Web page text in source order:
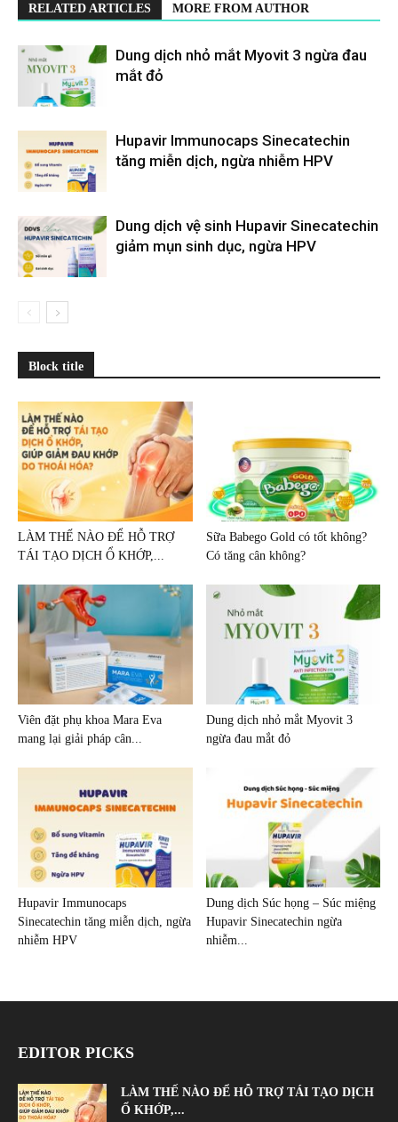
RELATED ARTICLES MORE FROM AUTHOR
Dung dịch nhỏ mắt Myovit 3 ngừa đau
mắt đỏ
Hupavir Immunocaps Sinecatechin
tăng miễn dịch, ngừa nhiễm HPV
Dung dịch vệ sinh Hupavir Sinecatechin
giảm mụn sinh dục, ngừa HPV
Block title
LÀM THẾ NÀO ĐỂ HỖ TRỢ
TÁI TẠO DỊCH Ổ KHỚP,...
Sữa Babego Gold có tốt không?
Có tăng cân không?
Viên đặt phụ khoa Mara Eva
mang lại giải pháp cân...
Dung dịch nhỏ mắt Myovit 3
ngừa đau mắt đỏ
Hupavir Immunocaps
Sinecatechin tăng miễn dịch, ngừa
nhiễm HPV
Dung dịch Súc họng – Súc miệng
Hupavir Sinecatechin ngừa
nhiễm...
EDITOR PICKS
LÀM THẾ NÀO ĐỂ HỖ TRỢ TÁI TẠO DỊCH
Ổ KHỚP,...